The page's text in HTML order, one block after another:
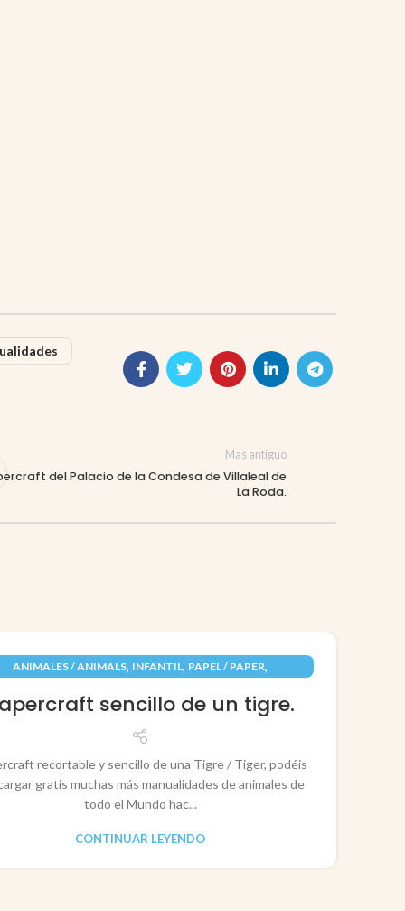
Mas antiguo
del Palacio de la Condesa de Villaleal de
La Roda.
ANIMALES / ANIMALS, INFANTIL, PAPEL / PAPER,
sencillo de un tigre.
recortable y sencillo de una Tigre / Tiger, podéis
gratis muchas más manualidades de animales de
todo el Mundo hac...
CONTINUAR LEYENDO